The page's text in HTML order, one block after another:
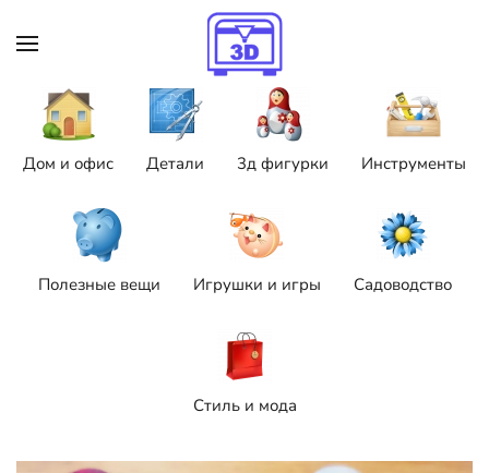
Skip to main content
Дом и офис Детали 3д фигурки Инструменты
Полезные вещи Игрушки и игры Садоводство
Стиль и мода